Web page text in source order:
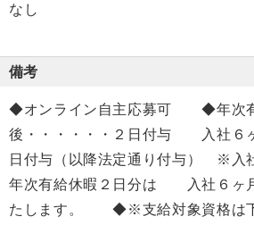
なし
備考
◆オンライン自主応募可 ◆年次
後・・・・・・２日付与 入社６
日付与（以降法定通り付与） ※入
年次有給休暇２日分は 入社６ヶ
たします。 ◆※支給対象資格は